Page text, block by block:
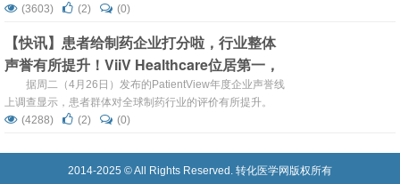
司已研发出PCR（聚合酶链反应）检测技术，可用于检测猴
(3603) (2) (0)
【快讯】患者给制药企业打分啦，行业整体
声誉有所提升！ViiV Healthcare位居第一，
辉瑞、罗氏基因泰克紧随其后
据周二（4月26日）发布的PatientView年度企业声誉线
上调查显示，患者群体对全球制药行业的评价有所提升。
59%的患者群体认为制药行业的企业声誉是“优秀”或“不
(4288) (2) (0)
2014-2025 © All Rights Reserved. 转化医学网版权所有